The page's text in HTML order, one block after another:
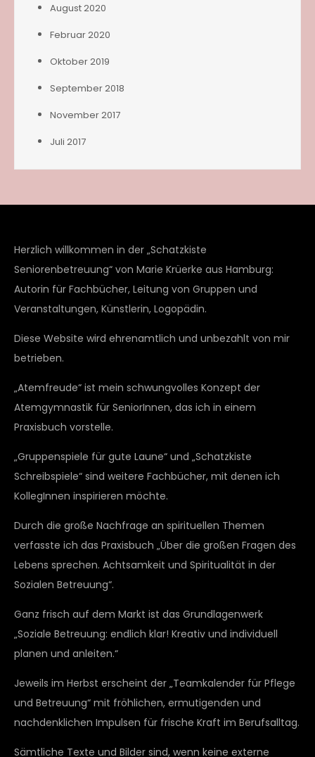
August 2020
Februar 2020
Oktober 2019
September 2018
November 2017
Juli 2017
Herzlich willkommen in der „Schatzkiste
Seniorenbetreuung“ von Marie Krüerke aus Hamburg:
Autorin für Fachbücher, Leitung von Gruppen und
Veranstaltungen, Künstlerin, Logopädin.
Diese Website wird ehrenamtlich und unbezahlt von mir
betrieben.
„Atemfreude“ ist mein schwungvolles Konzept der
Atemgymnastik für SeniorInnen, das ich in einem
Praxisbuch vorstelle.
„Gruppenspiele für gute Laune“ und „Schatzkiste
Schreibspiele“ sind weitere Fachbücher, mit denen ich
KollegInnen inspirieren möchte.
Durch die große Nachfrage an spirituellen Themen
verfasste ich das Praxisbuch „Über die großen Fragen des
Lebens sprechen. Achtsamkeit und Spiritualität in der
Sozialen Betreuung“.
Ganz frisch auf dem Markt ist das Grundlagenwerk
„Soziale Betreuung: endlich klar! Kreativ und individuell
planen und anleiten.“
Jeweils im Herbst erscheint der „Teamkalender für Pflege
und Betreuung“ mit fröhlichen, ermutigenden und
nachdenklichen Impulsen für frische Kraft im Berufsalltag.
Sämtliche Texte und Bilder sind, wenn keine externe